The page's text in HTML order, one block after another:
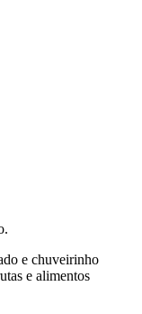
e chuveirinho
e alimentos